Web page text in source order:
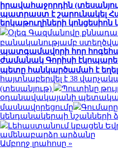
իրավահաջորդին
պատրաստ է շարունակել
երկաթուղիների կոնցեսիոն
Օլեգ Գազմանովը
բանականությամբ
պատգամավորի հոր
ժամանակ Գորիսի
պետը հանկարծամահ է եղել
հայտնաբերվել է 38
(տեսանյութ)
Պուտինը
օդանավակայանի
մասնավորեցումը
կենդանակերպի նշանների
Լեհաստանում կբացեն
ամենաբարձր արձանը
Ամբողջ լրահոսը »